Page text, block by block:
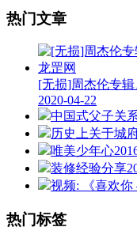
热门文章
[无损]周杰伦专
2020-04-22
中国式父子关
历史上关于城
唯美少年心
装修经验分享
视频: 《喜欢你
热门标签